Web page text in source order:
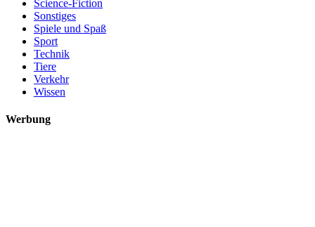
Science-Fiction
Sonstiges
Spiele und Spaß
Sport
Technik
Tiere
Verkehr
Wissen
Werbung